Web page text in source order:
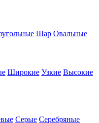
Шар Овальные
Широкие Узкие Высокие
Серые Серебряные